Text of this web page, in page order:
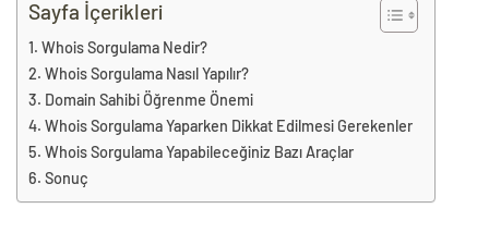
Aday
Sayfa İçerikleri
Whois Sorgulama Nedir?
Whois Sorgulama Nasıl Yapılır?
Domain Sahibi Öğrenme Önemi
Whois Sorgulama Yaparken Dikkat Edilmesi Gerekenler
Whois Sorgulama Yapabileceğiniz Bazı Araçlar
Sonuç